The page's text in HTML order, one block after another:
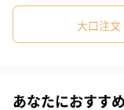
中国
本体サイズ
幅
重量
120g
大口注
あなたにおすす